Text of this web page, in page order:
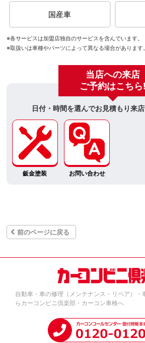
国産車
※各サービスは加盟店独自のサービスを含んでいます。
※取扱いは車種やパーツによって異なる場合があります
当店への来店
ご予約はこちら!
日付・時間を選んでお見積もり来
鈑金塗装 お問い合わせ
前のページに戻る
自動車・車の修理（メンテナンス・リペア）・
らカーコンビニ倶楽部・カーコン車検へ